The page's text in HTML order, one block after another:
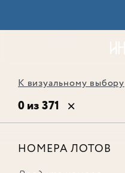
К визуальному выбору
0 из 371
НОМЕРА ЛОТОВ